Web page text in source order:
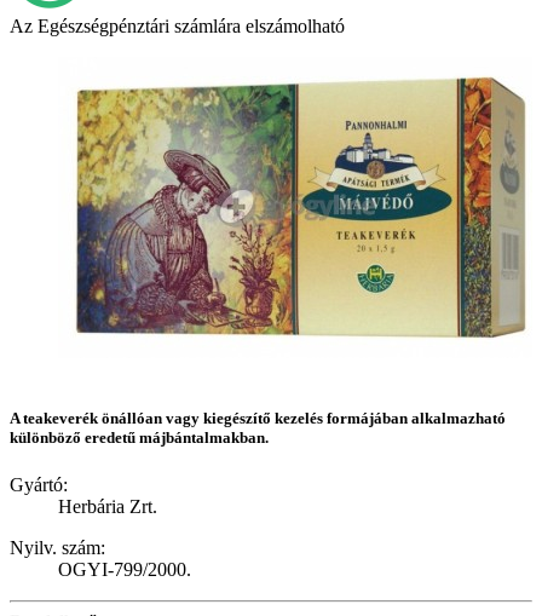
Az Egészségpénztári számlára elszámolható
A teakeverék önállóan vagy kiegészítő kezelés formájában alkalmazható
különböző eredetű májbántalmakban.
Gyártó:
Herbária Zrt.
Nyilv. szám:
OGYI-799/2000.